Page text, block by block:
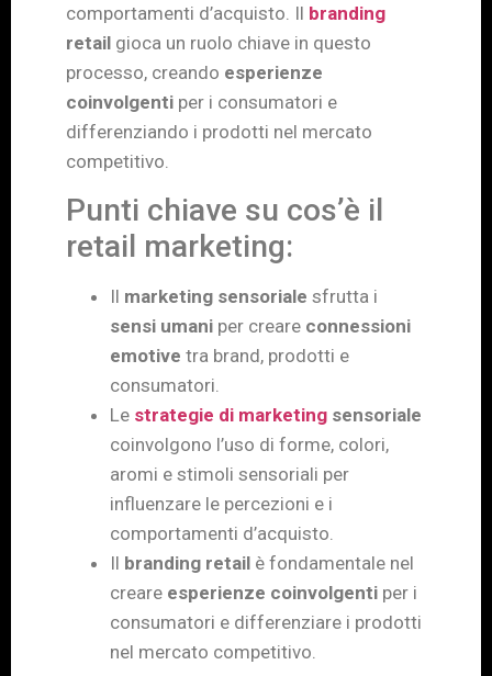
comportamenti d’acquisto. Il branding
retail gioca un ruolo chiave in questo
processo, creando esperienze
coinvolgenti per i consumatori e
differenziando i prodotti nel mercato
competitivo.
Punti chiave su cos’è il
retail marketing:
Il marketing sensoriale sfrutta i
sensi umani per creare connessioni
emotive tra brand, prodotti e
consumatori.
Le strategie di marketing sensoriale
coinvolgono l’uso di forme, colori,
aromi e stimoli sensoriali per
influenzare le percezioni e i
comportamenti d’acquisto.
Il branding retail è fondamentale nel
creare esperienze coinvolgenti per i
consumatori e differenziare i prodotti
nel mercato competitivo.